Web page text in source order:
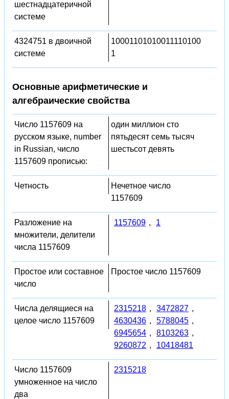
шестнадцатеричной
системе
4324751 в двоичной
системе
10001101010011110100
1
Основные арифметические и
алгебраические свойства
Число 1157609 на
русском языке, number
in Russian, число
1157609 прописью:
один миллион сто
пятьдесят семь тысяч
шестьсот девять
Четность
Нечетное число
1157609
Разложение на
множители, делители
числа 1157609
1157609 , 1
Простое или составное
число
Простое число 1157609
Числа делящиеся на
целое число 1157609
2315218 , 3472827 ,
4630436 , 5788045 ,
6945654 , 8103263 ,
9260872 , 10418481
Число 1157609
умноженное на число
два
2315218